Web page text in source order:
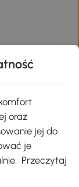
oraz
jej do
je
Przeczytaj